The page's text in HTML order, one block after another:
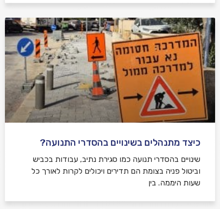
כיצד מתנהלים בשינויים בהסדרי התנועה?
שינויים בהסדרי תנועה כמו סגירת נתיב, עבודות בכביש
וביטול פניה בצומת הם תדירים ויכולים לקרות לאורך כל
שעות היממה. בין